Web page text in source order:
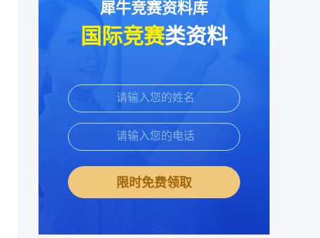
犀牛竞赛资料库
国际竞赛类资料
限时免费领取